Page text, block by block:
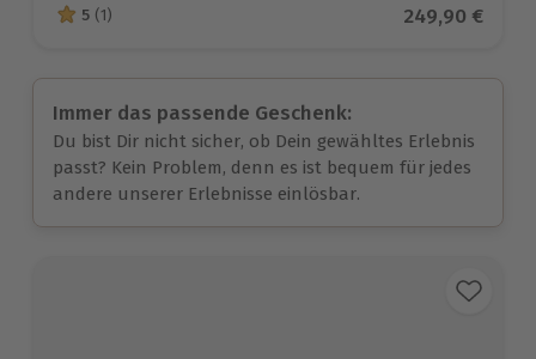
5 von 5 Sternen basierend auf 1 Bewertungen
5 (1) Aktueller
249,90 €
Immer das passende Geschenk:
Du bist Dir nicht sicher, ob Dein gewähltes Erlebnis
passt? Kein Problem, denn es ist bequem für jedes
andere unserer Erlebnisse einlösbar.